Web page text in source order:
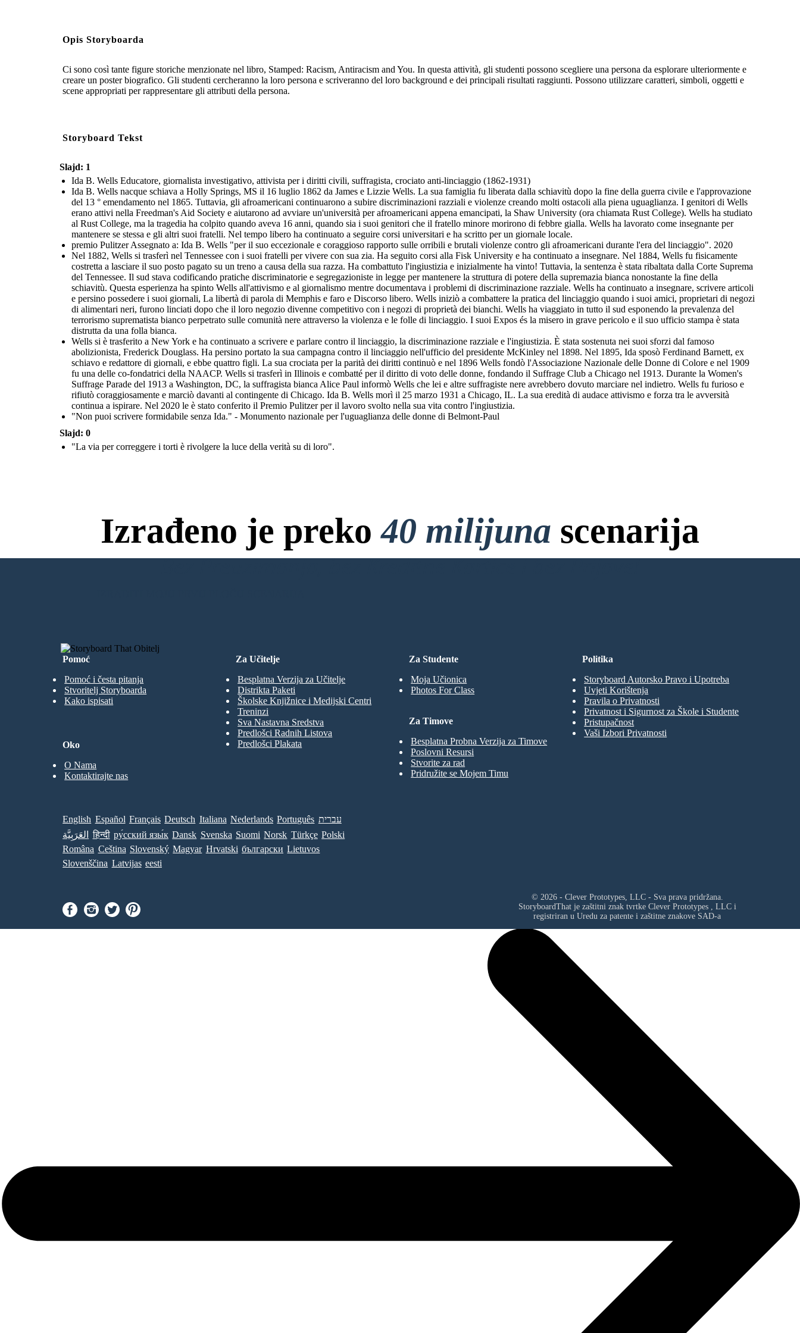
Opis Storyboarda
Ci sono così tante figure storiche menzionate nel libro, Stamped: Racism, Antiracism and You. In questa attività, gli studenti possono scegliere una persona da esplorare ulteriormente e
creare un poster biografico. Gli studenti cercheranno la loro persona e scriveranno del loro background e dei principali risultati raggiunti. Possono utilizzare caratteri, simboli, oggetti e
scene appropriati per rappresentare gli attributi della persona.
Storyboard Tekst
Slajd: 1
Ida B. Wells Educatore, giornalista investigativo, attivista per i diritti civili, suffragista, crociato anti-linciaggio (1862-1931)
Ida B. Wells nacque schiava a Holly Springs, MS il 16 luglio 1862 da James e Lizzie Wells. La sua famiglia fu liberata dalla schiavitù dopo la fine della guerra civile e l'approvazione
del 13 ° emendamento nel 1865. Tuttavia, gli afroamericani continuarono a subire discriminazioni razziali e violenze creando molti ostacoli alla piena uguaglianza. I genitori di Wells
erano attivi nella Freedman's Aid Society e aiutarono ad avviare un'università per afroamericani appena emancipati, la Shaw University (ora chiamata Rust College). Wells ha studiato
al Rust College, ma la tragedia ha colpito quando aveva 16 anni, quando sia i suoi genitori che il fratello minore morirono di febbre gialla. Wells ha lavorato come insegnante per
mantenere se stessa e gli altri suoi fratelli. Nel tempo libero ha continuato a seguire corsi universitari e ha scritto per un giornale locale.
premio Pulitzer Assegnato a: Ida B. Wells "per il suo eccezionale e coraggioso rapporto sulle orribili e brutali violenze contro gli afroamericani durante l'era del linciaggio". 2020
Nel 1882, Wells si trasferì nel Tennessee con i suoi fratelli per vivere con sua zia. Ha seguito corsi alla Fisk University e ha continuato a insegnare. Nel 1884, Wells fu fisicamente
costretta a lasciare il suo posto pagato su un treno a causa della sua razza. Ha combattuto l'ingiustizia e inizialmente ha vinto! Tuttavia, la sentenza è stata ribaltata dalla Corte Suprema
del Tennessee. Il sud stava codificando pratiche discriminatorie e segregazioniste in legge per mantenere la struttura di potere della supremazia bianca nonostante la fine della
schiavitù. Questa esperienza ha spinto Wells all'attivismo e al giornalismo mentre documentava i problemi di discriminazione razziale. Wells ha continuato a insegnare, scrivere articoli
e persino possedere i suoi giornali, La libertà di parola di Memphis e faro e Discorso libero. Wells iniziò a combattere la pratica del linciaggio quando i suoi amici, proprietari di negozi
di alimentari neri, furono linciati dopo che il loro negozio divenne competitivo con i negozi di proprietà dei bianchi. Wells ha viaggiato in tutto il sud esponendo la prevalenza del
terrorismo suprematista bianco perpetrato sulle comunità nere attraverso la violenza e le folle di linciaggio. I suoi Expos és la misero in grave pericolo e il suo ufficio stampa è stata
distrutta da una folla bianca.
Wells si è trasferito a New York e ha continuato a scrivere e parlare contro il linciaggio, la discriminazione razziale e l'ingiustizia. È stata sostenuta nei suoi sforzi dal famoso
abolizionista, Frederick Douglass. Ha persino portato la sua campagna contro il linciaggio nell'ufficio del presidente McKinley nel 1898. Nel 1895, Ida sposò Ferdinand Barnett, ex
schiavo e redattore di giornali, e ebbe quattro figli. La sua crociata per la parità dei diritti continuò e nel 1896 Wells fondò l'Associazione Nazionale delle Donne di Colore e nel 1909
fu una delle co-fondatrici della NAACP. Wells si trasferì in Illinois e combatté per il diritto di voto delle donne, fondando il Suffrage Club a Chicago nel 1913. Durante la Women's
Suffrage Parade del 1913 a Washington, DC, la suffragista bianca Alice Paul informò Wells che lei e altre suffragiste nere avrebbero dovuto marciare nel indietro. Wells fu furioso e
rifiutò coraggiosamente e marciò davanti al contingente di Chicago. Ida B. Wells morì il 25 marzo 1931 a Chicago, IL. La sua eredità di audace attivismo e forza tra le avversità
continua a ispirare. Nel 2020 le è stato conferito il Premio Pulitzer per il lavoro svolto nella sua vita contro l'ingiustizia.
"Non puoi scrivere formidabile senza Ida." - Monumento nazionale per l'uguaglianza delle donne di Belmont-Paul
Slajd: 0
"La via per correggere i torti è rivolgere la luce della verità su di loro".
Izrađeno je preko40 milijuna scenarija
Bez Preuzimanja, bez Kreditne Kartice i bez Prijave!
Pomoć
Pomoć i česta pitanja
Stvoritelj Storyboarda
Kako ispisati
Za Studente
Moja Učionica
Photos For Class
Za Učitelje
Besplatna Verzija za Učitelje
Distrikta Paketi
Školske Knjižnice i Medijski Centri
Treninzi
Sva Nastavna Sredstva
Predlošci Radnih Listova
Predlošci Plakata
Za Timove
Besplatna Probna Verzija za Timove
Poslovni Resursi
Stvorite za rad
Pridružite se Mojem Timu
Oko
O Nama
Kontaktirajte nas
Politika
Storyboard Autorsko Pravo i Upotreba
Uvjeti Korištenja
Pravila o Privatnosti
Privatnost i Sigurnost za Škole i Studente
Pristupačnost
Vaši Izbori Privatnosti
English Español Français Deutsch Italiana Nederlands Português עברית
العَرَبِيَّة
हिन्दी ру́сский язы́к Dansk Svenska Suomi Norsk Türkçe Polski
Româna Ceština Slovenský Magyar Hrvatski български Lietuvos
Slovenščina Latvijas eesti
© 2026 - Clever Prototypes, LLC - Sva prava pridržana.
StoryboardThat je zaštitni znak tvrtke Clever Prototypes , LLCi
registriran u Uredu za patente i zaštitne znakove SAD-a